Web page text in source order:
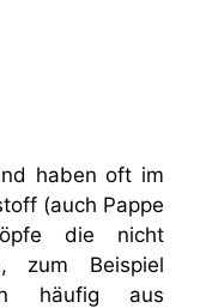
haben oft im
(auch Pappe
die nicht
zum Beispiel
häufig aus